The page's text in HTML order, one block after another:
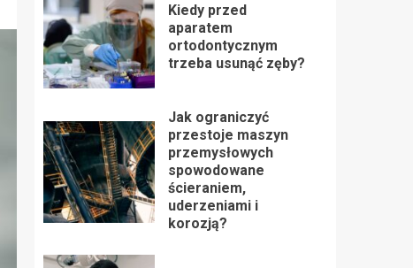
Kiedy przed
aparatem
ortodontycznym
trzeba usunąć zęby?
Jak ograniczyć
przestoje maszyn
przemysłowych
spowodowane
ścieraniem,
uderzeniami i
korozją?